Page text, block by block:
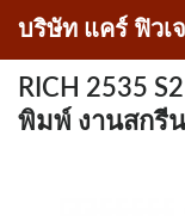
Skip
content
บริษัท แคร์ ฟิวเ
RICH 2535
พิมพ์ งานสกรี